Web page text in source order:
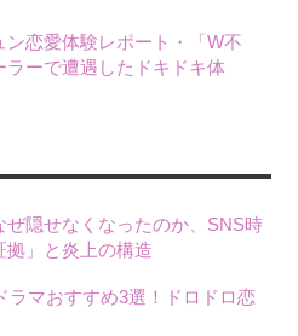
ン恋愛体験レポート・「W不
ーで遭遇したドキドキ体
ぜ隠せなくなったのか、SNS時
拠」と炎上の構造
ラマおすすめ3選！ドロドロ恋